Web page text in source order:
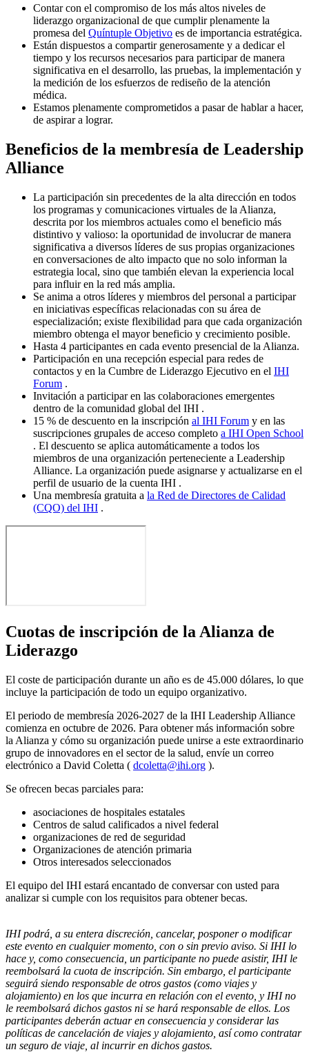
Contar con el compromiso de los más altos niveles de
liderazgo organizacional de que cumplir plenamente la
promesa del Quíntuple Objetivo es de importancia estratégica.
Están dispuestos a compartir generosamente y a dedicar el
tiempo y los recursos necesarios para participar de manera
significativa en el desarrollo, las pruebas, la implementación y
la medición de los esfuerzos de rediseño de la atención
médica.
Estamos plenamente comprometidos a pasar de hablar a hacer,
de aspirar a lograr.
Beneficios de la membresía de Leadership
Alliance
La participación sin precedentes de la alta dirección en todos
los programas y comunicaciones virtuales de la Alianza,
descrita por los miembros actuales como el beneficio más
distintivo y valioso: la oportunidad de involucrar de manera
significativa a diversos líderes de sus propias organizaciones
en conversaciones de alto impacto que no solo informan la
estrategia local, sino que también elevan la experiencia local
para influir en la red más amplia.
Se anima a otros líderes y miembros del personal a participar
en iniciativas específicas relacionadas con su área de
especialización; existe flexibilidad para que cada organización
miembro obtenga el mayor beneficio y crecimiento posible.
Hasta 4 participantes en cada evento presencial de la Alianza.
Participación en una recepción especial para redes de
contactos y en la Cumbre de Liderazgo Ejecutivo en el IHI
Forum .
Invitación a participar en las colaboraciones emergentes
dentro de la comunidad global del IHI .
15 % de descuento en la inscripción al IHI Forum y en las
suscripciones grupales de acceso completo a IHI Open School
. El descuento se aplica automáticamente a todos los
miembros de una organización perteneciente a Leadership
Alliance. La organización puede asignarse y actualizarse en el
perfil de usuario de la cuenta IHI .
Una membresía gratuita a la Red de Directores de Calidad
(CQO) del IHI .
Cuotas de inscripción de la Alianza de
Liderazgo
El coste de participación durante un año es de 45.000 dólares, lo que
incluye la participación de todo un equipo organizativo.
El periodo de membresía 2026-2027 de la IHI Leadership Alliance
comienza en octubre de 2026. Para obtener más información sobre
la Alianza y cómo su organización puede unirse a este extraordinario
grupo de innovadores en el sector de la salud, envíe un correo
electrónico a David Coletta ( dcoletta@ihi.org ).
Se ofrecen becas parciales para:
asociaciones de hospitales estatales
Centros de salud calificados a nivel federal
organizaciones de red de seguridad
Organizaciones de atención primaria
Otros interesados ​​seleccionados
El equipo del IHI estará encantado de conversar con usted para
analizar si cumple con los requisitos para obtener becas.
IHI podrá, a su entera discreción, cancelar, posponer o modificar
este evento en cualquier momento, con o sin previo aviso. Si IHI lo
hace y, como consecuencia, un participante no puede asistir, IHI le
reembolsará la cuota de inscripción. Sin embargo, el participante
seguirá siendo responsable de otros gastos (como viajes y
alojamiento) en los que incurra en relación con el evento, y IHI no
le reembolsará dichos gastos ni se hará responsable de ellos. Los
participantes deberán actuar en consecuencia y considerar las
políticas de cancelación de viajes y alojamiento, así como contratar
un seguro de viaje, al incurrir en dichos gastos.